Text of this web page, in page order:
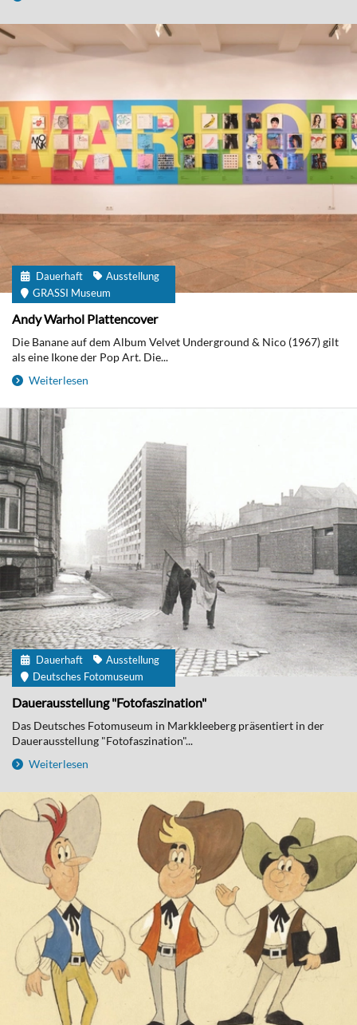
Dauerhaft
Ausstellung
GRASSI Museum
Andy Warhol Plattencover
Die Banane auf dem Album Velvet Underground & Nico (1967) gilt
als eine Ikone der Pop Art. Die...
Weiterlesen
Dauerhaft
Ausstellung
Deutsches Fotomuseum
Dauerausstellung "Fotofaszination"
Das Deutsches Fotomuseum in Markkleeberg präsentiert in der
Dauerausstellung "Fotofaszination"...
Weiterlesen